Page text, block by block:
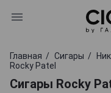
Главная Сигары
Rocky Patel
Сигары Rocky